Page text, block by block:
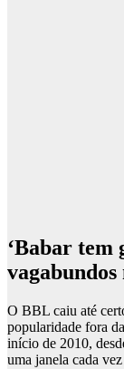
‘Babar tem
vagabundos
O BBL caiu até
popularidade fora
início de 2010,
uma janela cada